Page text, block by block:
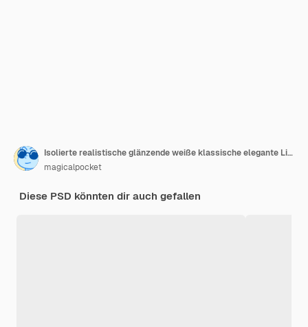
Isolierte realistische glänzende weiße klassische elegante Limousine von der rechten Vorderansicht
magicalpocket
Diese PSD könnten dir auch gefallen